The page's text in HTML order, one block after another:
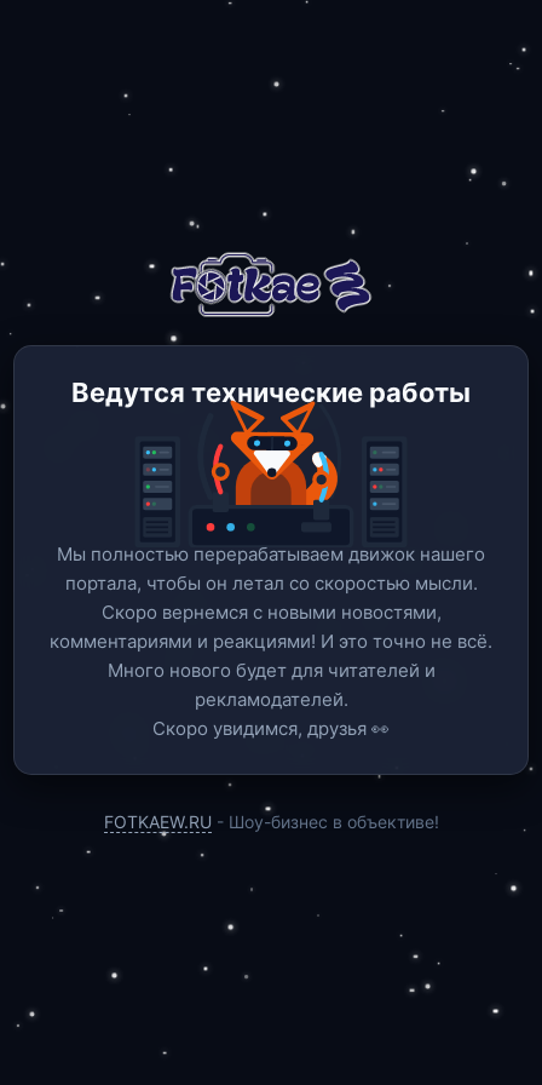
Ведутся технические работы
Мы полностью перерабатываем движок нашего
портала, чтобы он летал со скоростью мысли.
Скоро вернемся c новыми новостями,
комментариями и реакциями! И это точно не всё.
Много нового будет для читателей и
рекламодателей.
Скоро увидимся, друзья 👀
FOTKAEW.RU - Шоу-бизнес в объективе!